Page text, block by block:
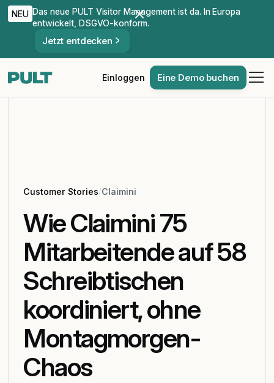
NEU Das neue PULT Visitor Management ist da. In Europa
entwickelt, DSGVO-konform.
Jetzt entdecken
Einloggen Eine Demo buchen
Customer Stories/Claimini
Wie Claimini 75
Mitarbeitende auf 58
Schreibtischen
koordiniert, ohne
Montagmorgen-
Chaos